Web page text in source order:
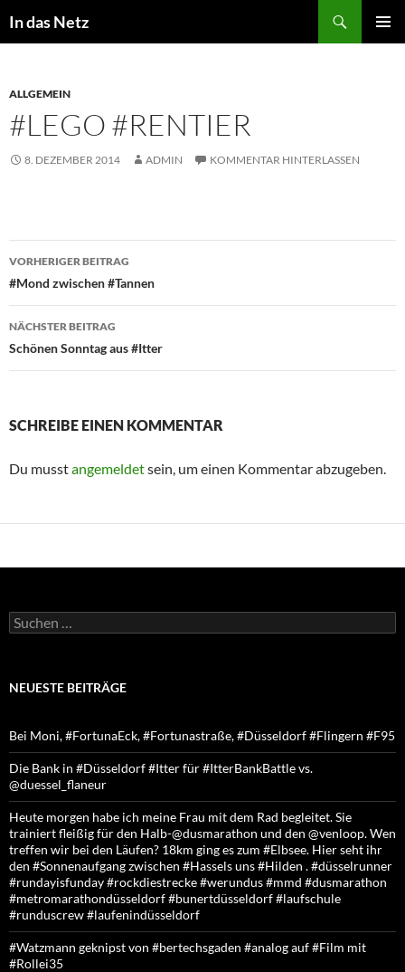
Inhalt
In das Netz
ALLGEMEIN
#LEGO #RENTIER
8. DEZEMBER 2014 ADMIN KOMMENTAR HINTERLASSEN
Beitragsnavigation
VORHERIGER BEITRAG
#Mond zwischen #Tannen
NÄCHSTER BEITRAG
Schönen Sonntag aus #Itter
SCHREIBE EINEN KOMMENTAR
Du musstangemeldetsein, um einen Kommentar abzugeben.
Suchen
nach:
NEUESTE BEITRÄGE
Bei Moni, #FortunaEck, #Fortunastraße, #Düsseldorf #Flingern #F95
Die Bank in #Düsseldorf #Itter für #ItterBankBattle vs.
@duessel_flaneur
Heute morgen habe ich meine Frau mit dem Rad begleitet. Sie
trainiert fleißig für den Halb-@dusmarathon und den @venloop. Wen
treffen wir bei den Läufen? 18km ging es zum #Elbsee. Hier seht ihr
den #Sonnenaufgang zwischen #Hassels uns #Hilden . #düsselrunner
#rundayisfunday #rockdiestrecke #werundus #mmd #dusmarathon
#metromarathondüsseldorf #bunertdüsseldorf #laufschule
#runduscrew #laufenindüsseldorf
#Watzmann geknipst von #bertechsgaden #analog auf #Film mit
#Rollei35